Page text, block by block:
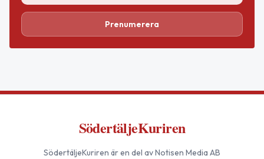
Prenumerera
SödertäljeKuriren
SödertäljeKuriren är en del av Notisen Media AB